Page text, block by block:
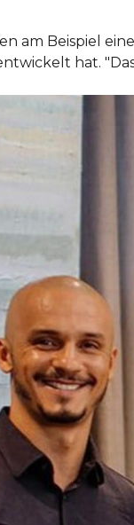
am Beispiel
hat.